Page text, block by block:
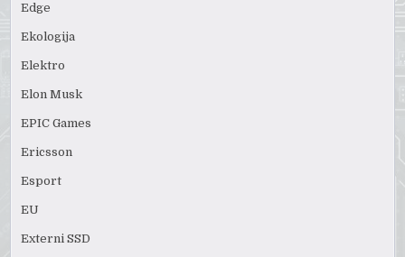
Edge
Ekologija
Elektro
Elon Musk
EPIC Games
Ericsson
Esport
EU
Externi SSD